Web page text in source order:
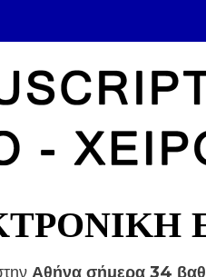
Αθήνα σήμερα 34